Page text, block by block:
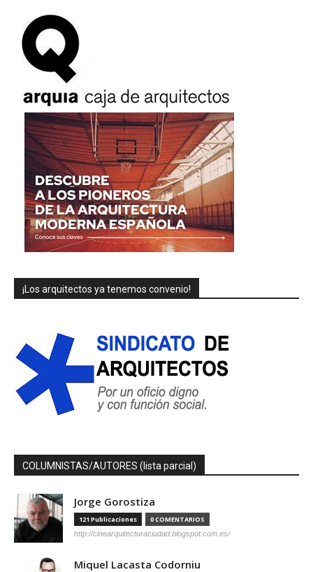
¡Los arquitectos ya tenemos convenio!
COLUMNISTAS/AUTORES (lista parcial)
Jorge Gorostiza
121 Publicaciones 0 COMENTARIOS
http://cinearquitecturaciudad.blogspot.com.es/
Miquel Lacasta Codorniu